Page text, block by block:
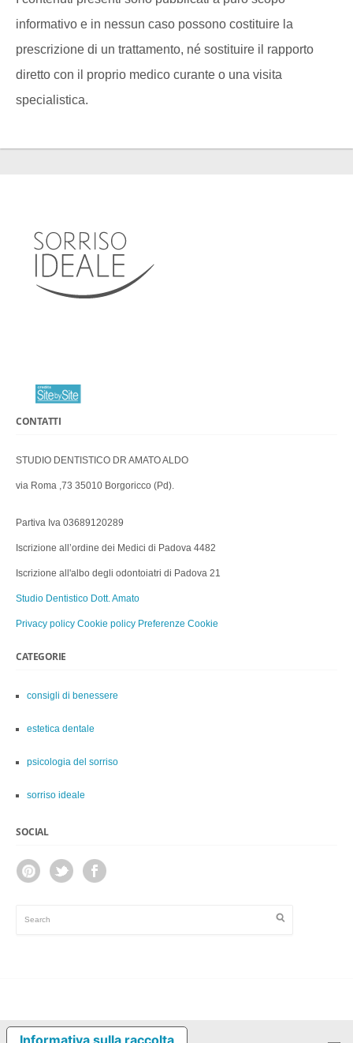
informativo e in nessun caso possono costituire la
prescrizione di un trattamento, né sostituire il rapporto
diretto con il proprio medico curante o una visita
specialistica.
CONTATTI
STUDIO DENTISTICO DR AMATO ALDO
via Roma ,73 35010 Borgoricco (Pd).
Partiva Iva 03689120289
Iscrizione all’ordine dei Medici di Padova 4482
Iscrizione all'albo degli odontoiatri di Padova 21
Studio Dentistico Dott. Amato
Privacy policy Cookie policy Preferenze Cookie
CATEGORIE
consigli di benessere
estetica dentale
psicologia del sorriso
sorriso ideale
SOCIAL
Informativa sulla raccolta